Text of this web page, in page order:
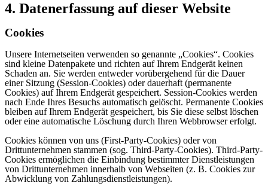
4. Datenerfassung auf dieser Website
Cookies
Unsere Internetseiten verwenden so genannte „Cookies“. Cookies
sind kleine Datenpakete und richten auf Ihrem Endgerät keinen
Schaden an. Sie werden entweder vorübergehend für die Dauer
einer Sitzung (Session-Cookies) oder dauerhaft (permanente
Cookies) auf Ihrem Endgerät gespeichert. Session-Cookies werden
nach Ende Ihres Besuchs automatisch gelöscht. Permanente Cookies
bleiben auf Ihrem Endgerät gespeichert, bis Sie diese selbst löschen
oder eine automatische Löschung durch Ihren Webbrowser erfolgt.
Cookies können von uns (First-Party-Cookies) oder von
Drittunternehmen stammen (sog. Third-Party-Cookies). Third-Party-
Cookies ermöglichen die Einbindung bestimmter Dienstleistungen
von Drittunternehmen innerhalb von Webseiten (z. B. Cookies zur
Abwicklung von Zahlungsdienstleistungen).